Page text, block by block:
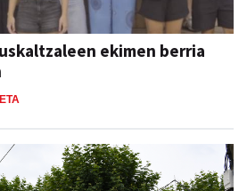
ekimen berria